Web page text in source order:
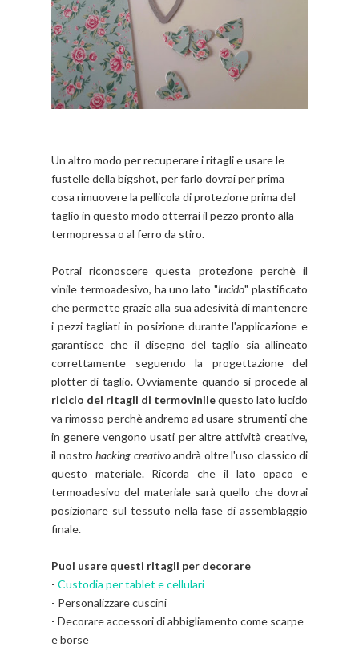
Un altro modo per recuperare i ritagli e usare le
fustelle della bigshot, per farlo dovrai per prima
cosa rimuovere la pellicola di protezione prima del
taglio in questo modo otterrai il pezzo pronto alla
termopressa o al ferro da stiro.
Potrai riconoscere questa protezione perchè il
vinile termoadesivo, ha uno lato "lucido" plastificato
che permette grazie alla sua adesività di mantenere
i pezzi tagliati in posizione durante l'applicazione e
garantisce che il disegno del taglio sia allineato
correttamente seguendo la progettazione del
plotter di taglio. Ovviamente quando si procede al
riciclo dei ritagli di termovinilequesto lato lucido
va rimosso perchè andremo ad usare strumenti che
in genere vengono usati per altre attività creative,
il nostro hacking creativoandrà oltre l'uso classico di
questo materiale. Ricorda che il lato opaco e
termoadesivo del materiale sarà quello che dovrai
posizionare sul tessuto nella fase di assemblaggio
finale.
Puoi usare questi ritagli per decorare
- Custodia per tablet e cellulari
- Personalizzare cuscini
- Decorare accessori di abbigliamento come scarpe
e borse